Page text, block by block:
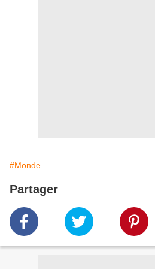
#Monde
Partager